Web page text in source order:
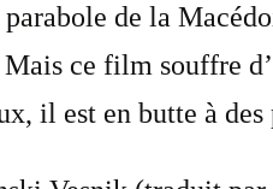
de la
ce film souffre
il est en butte à